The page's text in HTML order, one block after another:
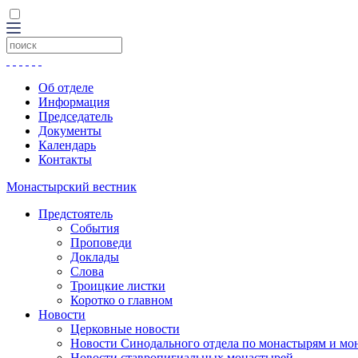
Об отделе
Информация
Председатель
Документы
Календарь
Контакты
Монастырский вестник
Предстоятель
События
Проповеди
Доклады
Слова
Троицкие листки
Коротко о главном
Новости
Церковные новости
Новости Синодального отдела по монастырям и